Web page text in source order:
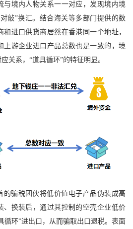
与境内人物关系一一对应，发现境内境
敲”换汇。结合海关等多部门提供的数
进口供货商居然在香港同一个地址，
上游企业进口产品总数也是一致的，境
关系，“道具循环”的特征明显。
的骗税团伙将低价值电子产品伪装成高
、换装后，通过其控制的空壳企业低价
循环”进出口，从而骗取出口退税。表面